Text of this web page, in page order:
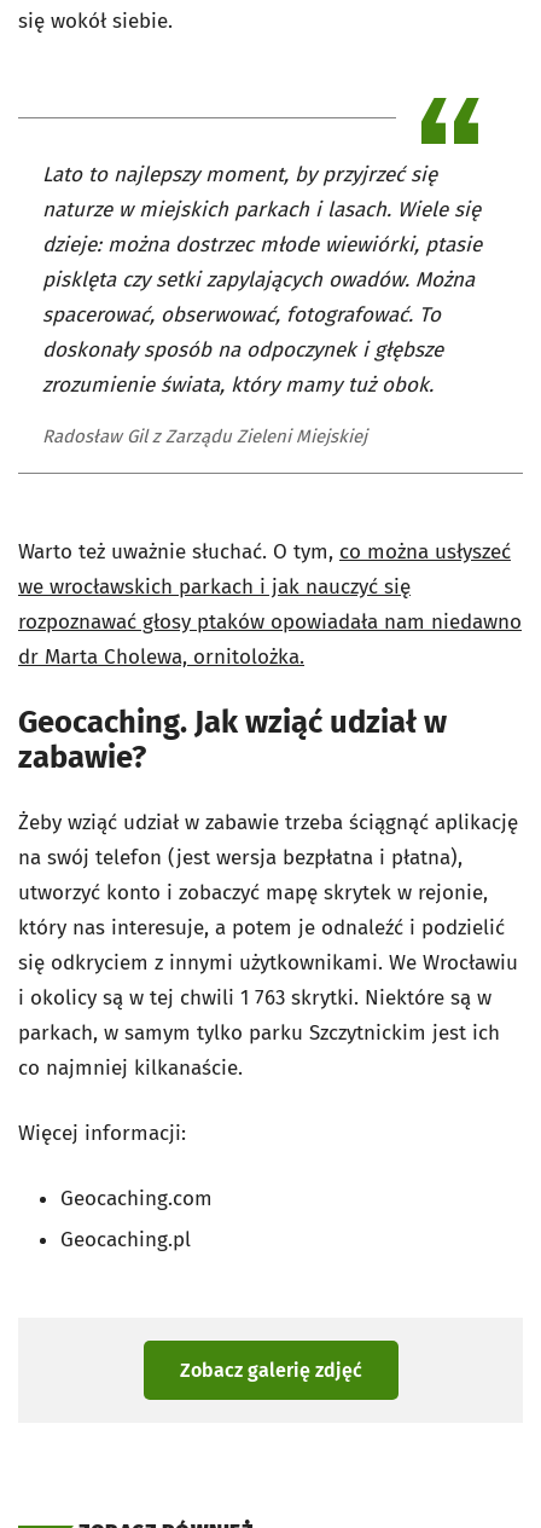
się wokół siebie.
Lato to najlepszy moment, by przyjrzeć się
naturze w miejskich parkach i lasach. Wiele się
dzieje: można dostrzec młode wiewiórki, ptasie
pisklęta czy setki zapylających owadów. Można
spacerować, obserwować, fotografować. To
doskonały sposób na odpoczynek i głębsze
zrozumienie świata, który mamy tuż obok.
Radosław Gil z Zarządu Zieleni Miejskiej
Warto też uważnie słuchać. O tym, co można usłyszeć
we wrocławskich parkach i jak nauczyć się
rozpoznawać głosy ptaków opowiadała nam niedawno
dr Marta Cholewa, ornitolożka.
Geocaching. Jak wziąć udział w
zabawie?
Żeby wziąć udział w zabawie trzeba ściągnąć aplikację
na swój telefon (jest wersja bezpłatna i płatna),
utworzyć konto i zobaczyć mapę skrytek w rejonie,
który nas interesuje, a potem je odnaleźć i podzielić
się odkryciem z innymi użytkownikami. We Wrocławiu
i okolicy są w tej chwili 1 763 skrytki. Niektóre są w
parkach, w samym tylko parku Szczytnickim jest ich
co najmniej kilkanaście.
Więcej informacji:
Geocaching.com
Geocaching.pl
Zobacz galerię zdjęć